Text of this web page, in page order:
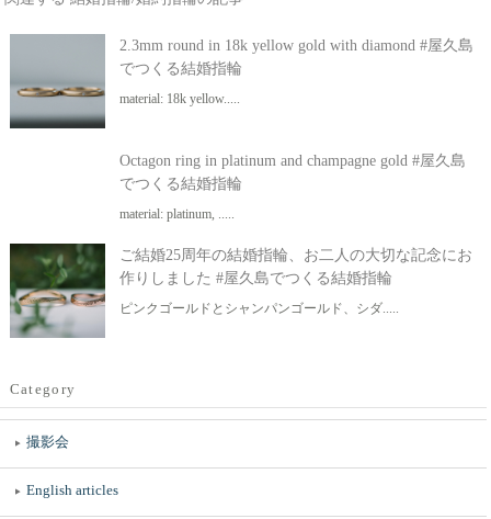
2.3mm round in 18k yellow gold with diamond #屋久島
でつくる結婚指輪
material: 18k yellow.....
Octagon ring in platinum and champagne gold #屋久島
でつくる結婚指輪
material: platinum, .....
ご結婚25周年の結婚指輪、お二人の大切な記念にお
作りしました #屋久島でつくる結婚指輪
ピンクゴールドとシャンパンゴールド、シダ.....
Category
撮影会
English articles